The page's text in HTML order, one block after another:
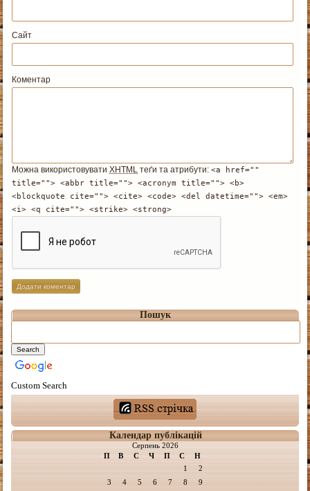
Сайт
Коментар
Можна використовуватиXHTML теґи та атрибути:<a href=""
title=""> <abbr title=""> <acronym title=""> <b>
<blockquote cite=""> <cite> <code> <del datetime=""> <em>
<i> <q cite=""> <strike> <strong>
Пошук
Custom Search
Календар публікацій
Серпень 2026
П
В С Ч П С Н
1
2
3
4 5 6 7 8
9